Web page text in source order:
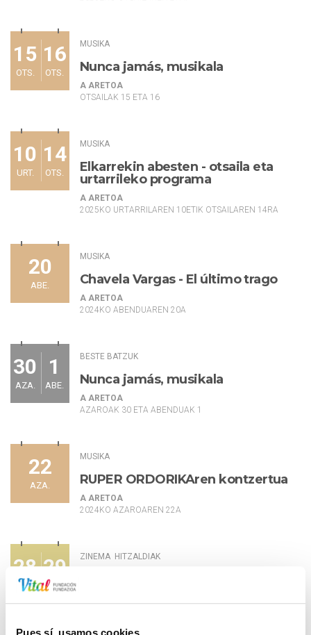
Pues sí, usamos cookies
15
OTS.
16
OTS.
MUSIKA
Nunca jamás, musikala
A ARETOA
OTSAILAK 15 ETA 16
10
URT.
14
OTS.
MUSIKA
Elkarrekin abesten - otsaila eta
urtarrileko programa
A ARETOA
2025KO URTARRILAREN 10ETIK OTSAILAREN 14RA
20
ABE.
MUSIKA
Chavela Vargas - El último trago
A ARETOA
2024KO ABENDUAREN 20A
30
AZA.
1
ABE.
BESTE BATZUK
Nunca jamás, musikala
A ARETOA
AZAROAK 30 ETA ABENDUAK 1
22
AZA.
MUSIKA
RUPER ORDORIKAren kontzertua
A ARETOA
2024KO AZAROAREN 22A
28
URR.
29
URR.
ZINEMA HITZALDIAK